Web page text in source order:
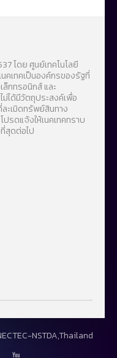
โดย ศูนย์เทคโนโลยี
คเทคเป็นองค์กรของรัฐที่
กทรอนิกส์ และ
ได้มีวัตถุประสงค์เพื่อ
ละเมิดทรัพย์สินทาง
รดแจ้งให้เนคเทคทราบ
สุดต่อไป
NSTDA,Thailand